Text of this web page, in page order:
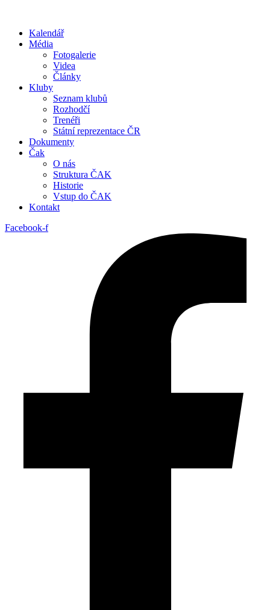
Kalendář
Média
Fotogalerie
Videa
Články
Kluby
Seznam klubů
Rozhodčí
Trenéři
Státní reprezentace ČR
Dokumenty
Čak
O nás
Struktura ČAK
Historie
Vstup do ČAK
Kontakt
Facebook-f